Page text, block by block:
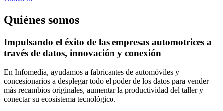
Quiénes somos
Impulsando el éxito de las empresas automotrices a
través de datos, innovación y conexión
En Infomedia, ayudamos a fabricantes de automóviles y
concesionarios a desplegar todo el poder de los datos para vender
más recambios originales, aumentar la productividad del taller y
conectar su ecosistema tecnológico.